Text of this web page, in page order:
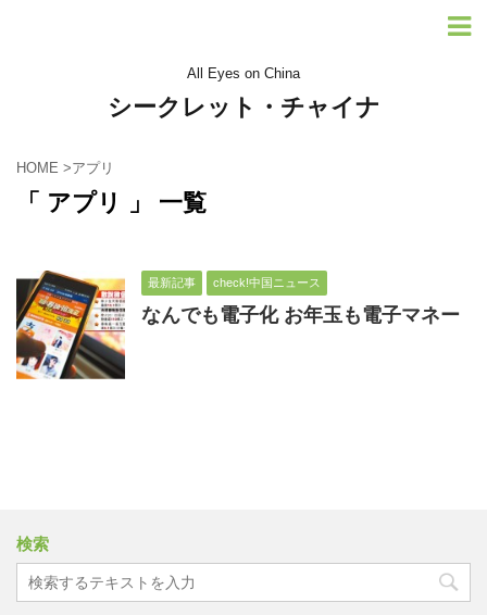
All Eyes on China
シークレット・チャイナ
HOME >アプリ
「 アプリ 」 一覧
最新記事 check!中国ニュース
なんでも電子化 お年玉も電子マネー
検索